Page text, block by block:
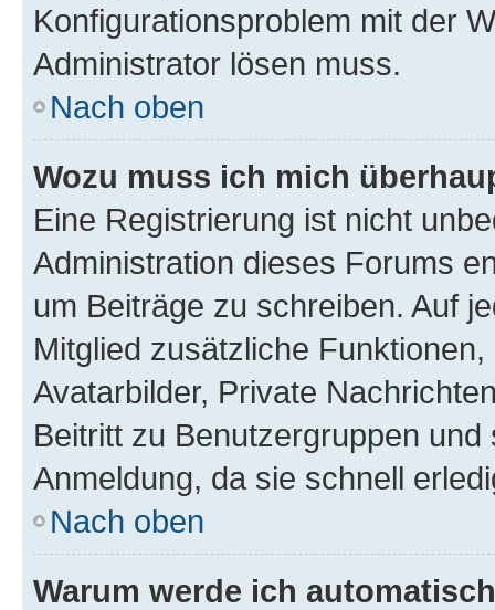
Konfigurationsproblem mit der
Administrator lösen muss.
Nach oben
Wozu muss ich mich
Eine Registrierung ist nicht
Administration dieses Forums
um Beiträge zu schreiben. Auf
Mitglied zusätzliche
Avatarbilder, Private
Beitritt zu Benutzergruppen
Anmeldung, da sie schnell
Nach oben
Warum werde ich